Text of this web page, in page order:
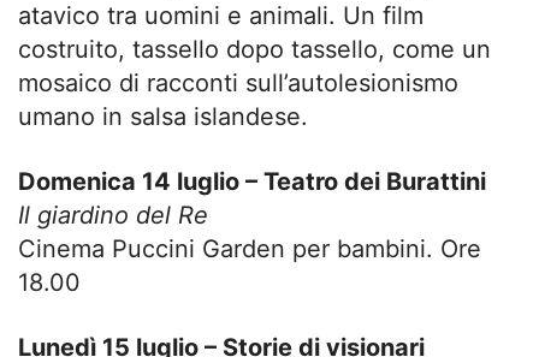
atavico tra uomini e animali. Un film
costruito, tassello dopo tassello, come un
mosaico di racconti sull’autolesionismo
umano in salsa islandese.
Domenica 14 luglio – Teatro dei Burattini
Il giardino del Re
Cinema Puccini Garden per bambini. Ore
18.00
Lunedì 15 luglio – Storie di visionari